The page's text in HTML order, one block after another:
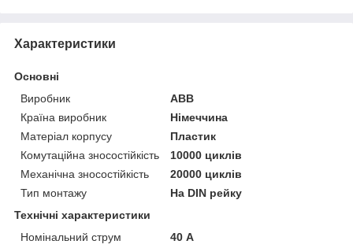
Характеристики
Основні
Виробник
ABB
Країна виробник
Німеччина
Матеріал корпусу
Пластик
Комутаційна зносостійкість
10000 циклів
Механічна зносостійкість
20000 циклів
Тип монтажу
На DIN рейку
Технічні характеристики
Номінальний струм
40 А